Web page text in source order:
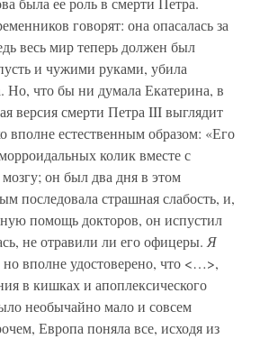
говорят: она опасалась за
весь мир теперь должен был
и чужими руками, убила
Но, что бы ни думала Екатерина, в
версия смерти Петра III выглядит
вполне естественным образом: «Его
колик вместе с
он был два дня в этом
последовала страшная слабость, и,
помощь докторов, он испустил
не отравили ли его офицеры. Я
но вполне удостоверено, что <…>,
в кишках и апоплексического
необычайно мало и совсем
Европа поняла все, исходя из